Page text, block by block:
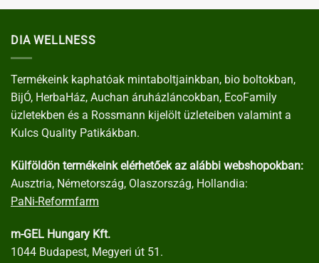
DIA WELLNESS
Termékeink kaphatóak mintaboltjainkban, bio boltokban,
BijÓ, HerbaHáz, Auchan áruházláncokban, EcoFamily
üzletekben és a Rossmann kijelölt üzleteiben valamint a
Kulcs Quality Patikákban.
Külföldön termékeink elérhetőek az alábbi webshopokban:
Ausztria, Németország, Olaszország, Hollandia:
PaNi-Reformfarm
m-GEL Hungary Kft.
1044 Budapest, Megyeri út 51.